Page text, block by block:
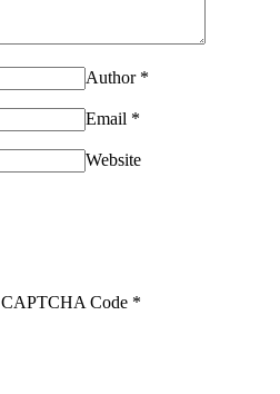
Author *
Email *
Website
CAPTCHA Code *